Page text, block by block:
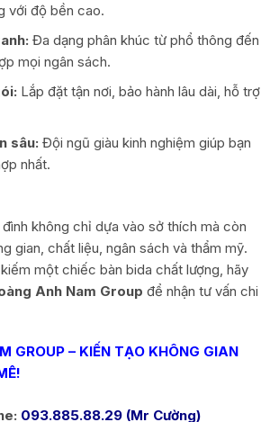
với độ bền cao.
Đa dạng phân khúc từ phổ thông đến
mọi ngân sách.
Lắp đặt tận nơi, bảo hành lâu dài, hỗ trợ
sâu: Đội ngũ giàu kinh nghiệm giúp bạn
nhất.
không chỉ dựa vào sở thích mà còn
gian, chất liệu, ngân sách và thẩm mỹ.
một chiếc bàn bida chất lượng, hãy
Anh Nam Group để nhận tư vấn chi
GROUP – KIẾN TẠO KHÔNG GIAN
093.885.88.29 (Mr Cường)